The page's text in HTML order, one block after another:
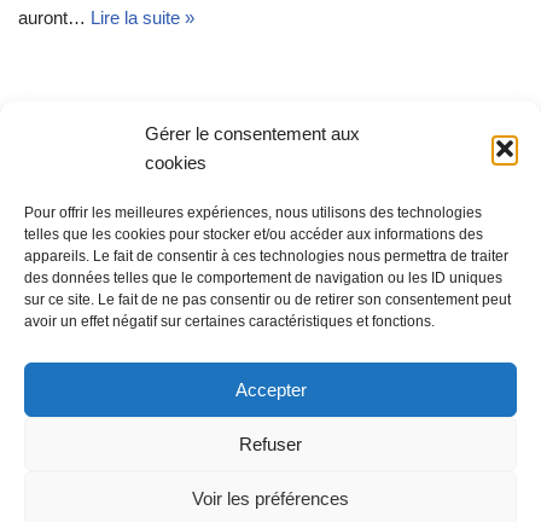
Gérer le consentement aux
cookies
Pour offrir les meilleures expériences, nous utilisons des technologies
telles que les cookies pour stocker et/ou accéder aux informations des
appareils. Le fait de consentir à ces technologies nous permettra de traiter
des données telles que le comportement de navigation ou les ID uniques
sur ce site. Le fait de ne pas consentir ou de retirer son consentement peut
avoir un effet négatif sur certaines caractéristiques et fonctions.
Accepter
Refuser
Voir les préférences
auront… Lire la suite »
Concert du groupe “Web Rock”
juin 19, 2022
Le tout premier concert de notre première édition
d’évènements chez Audio Musika. Le groupe “Web Rock”
viendra nous livrer une prestation de rock dans…Lire la suite »
MENTIONS LÉGALES Politique de cookies (UE)